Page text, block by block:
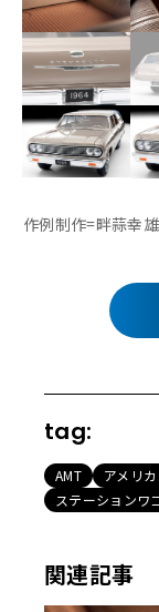
作例制作=畔蒜
tag:
AMT アメリ
ステーションワ
関連記事